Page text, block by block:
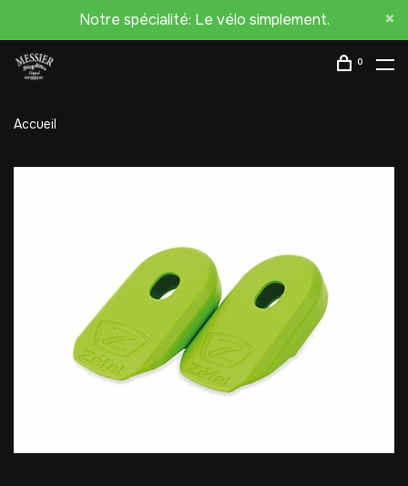
Notre spécialité: Le vélo simplement.
0
Accueil